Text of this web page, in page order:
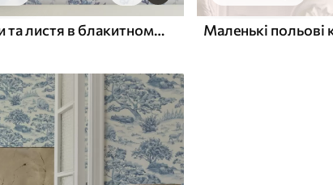
Ніжні квіти та листя в блакитному та синьому кольорах на світлому фоні